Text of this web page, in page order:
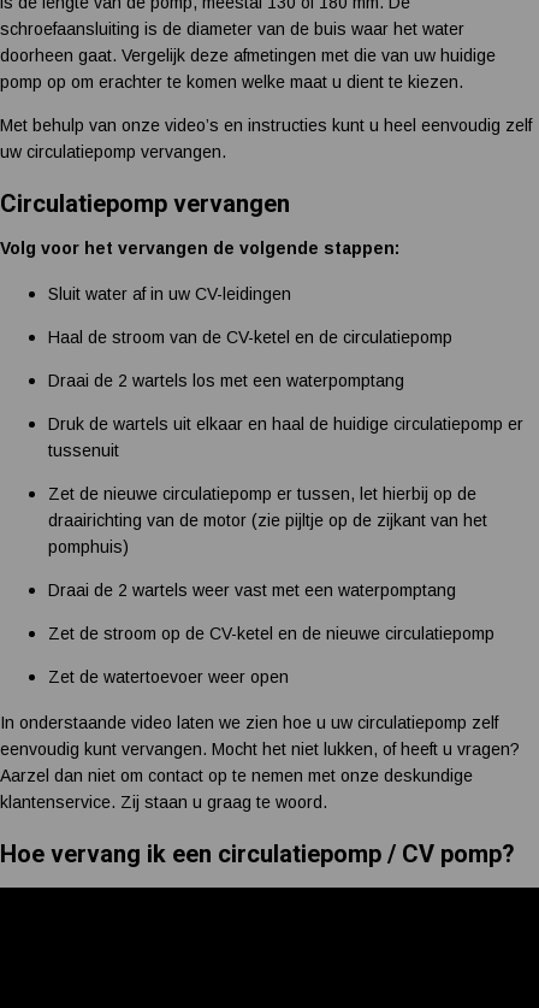
schroefaansluiting is de diameter van de buis waar het water
doorheen gaat. Vergelijk deze afmetingen met die van uw huidige
pomp op om erachter te komen welke maat u dient te kiezen.
Met behulp van onze video’s en instructies kunt u heel eenvoudig zelf
uw circulatiepomp vervangen.
Circulatiepomp vervangen
Volg voor het vervangen de volgende stappen:
Sluit water af in uw CV-leidingen
Haal de stroom van de CV-ketel en de circulatiepomp
Draai de 2 wartels los met een waterpomptang
Druk de wartels uit elkaar en haal de huidige circulatiepomp er
tussenuit
Zet de nieuwe circulatiepomp er tussen, let hierbij op de
draairichting van de motor (zie pijltje op de zijkant van het
pomphuis)
Draai de 2 wartels weer vast met een waterpomptang
Zet de stroom op de CV-ketel en de nieuwe circulatiepomp
Zet de watertoevoer weer open
In onderstaande video laten we zien hoe u uw circulatiepomp zelf
eenvoudig kunt vervangen. Mocht het niet lukken, of heeft u vragen?
Aarzel dan niet om contact op te nemen met onze deskundige
klantenservice. Zij staan u graag te woord.
Hoe vervang ik een circulatiepomp / CV pomp?